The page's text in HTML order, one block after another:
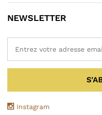
NEWSLETTER
Instagram